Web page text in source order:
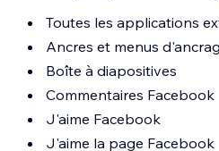
Toutes les applications
Ancres et menus
Boîte à diapositives
Commentaires Facebook
J'aime Facebook
J'aime la page Facebook